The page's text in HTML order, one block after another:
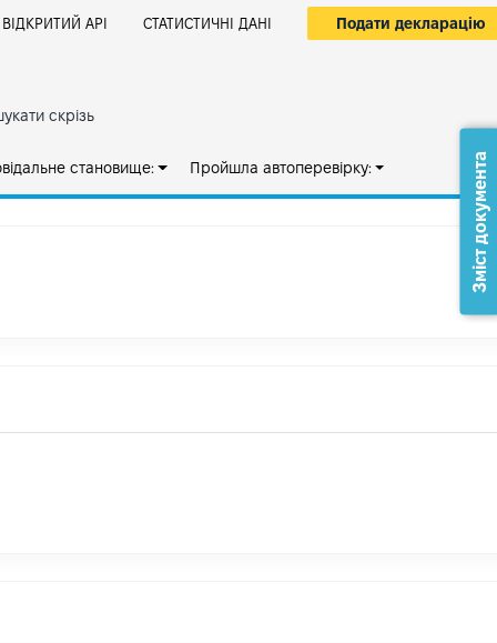
ВІДКРИТИЙ АРІ СТАТИСТИЧНІ ДАНІ Подати декларацію
скрізь
становище: Пройшла автоперевірку: Зміст документа